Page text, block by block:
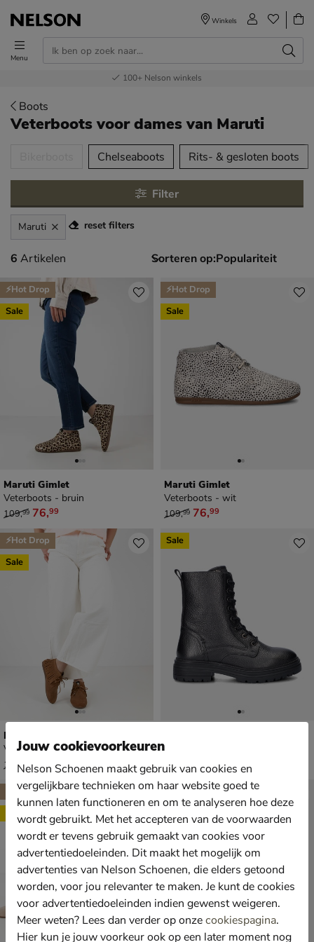
Menu
Winkels
Voor 23.00u besteld,volgende dag in huis
Gratisverzending en retour
Bestel nu,betaal later
100+ Nelson winkels
Boots
Veterboots voor damesvan Maruti
Chelseaboots Rits- & gesloten boots
Filter
Maruti reset filters
6 artikelen
6 Artikelen Sorteren op:
Maruti Gimlet
Veterboots - bruin
van € 109,99 voor € 76,99
109,99 76,99
⚡Hot Drop
Sale
Maruti Gimlet
Veterboots - wit
van € 109,99 voor € 76,99
109,99 76,99
⚡Hot Drop
Sale
Maruti Eden
Veterboots - cognac
van € 119,99 voor € 83,99
119, 99 83, 99
⚡Hot Drop
Sale
Veterboots - zwart
van € 149,99 voor € 104,99
149 104, 99
Sale
⚡Hot Drop
⚡Hot Drop
Jouw cookievoorkeuren
Nelson Schoenen maakt gebruik van cookies en
vergelijkbare technieken om haar website goed te
kunnen laten functioneren en om te analyseren hoe deze
wordt gebruikt. Met het accepteren van de voorwaarden
wordt er tevens gebruik gemaakt van cookies voor
advertentiedoeleinden. Dit maakt het mogelijk om
advertenties van Nelson Schoenen, die elders getoond
worden, voor jou relevanter te maken. Je kunt de cookies
voor advertentiedoeleinden indien gewenst weigeren.
Meer weten? Lees dan verder op onzecookiespagina.
Hier kun je jouw voorkeur ook op een later moment nog